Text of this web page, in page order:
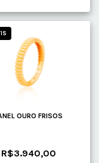
OURO FRISOS
R$3.940,00